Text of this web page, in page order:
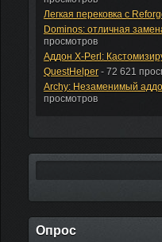
Легкая перековка с
Dominos: отличная
просмотров
Аддон X-Perl:
QuestHelper- 72 621
Archy: Незаменимый
просмотров
Опрос